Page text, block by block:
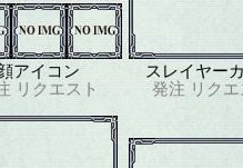
アイコン
リクエスト
スレイヤー
発注 リク